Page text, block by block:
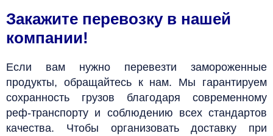
Закажите перевозку в нашей
компании!
Если вам нужно перевезти замороженные
продукты, обращайтесь к нам. Мы гарантируем
сохранность грузов благодаря современному
реф-транспорту и соблюдению всех стандартов
качества. Чтобы организовать доставку при